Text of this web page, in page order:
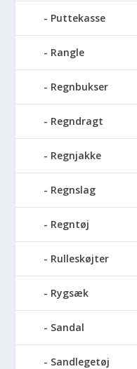
Puttekasse
Rangle
Regnbukser
Regndragt
Regnjakke
Regnslag
Regntøj
Rulleskøjter
Rygsæk
Sandal
Sandlegetøj